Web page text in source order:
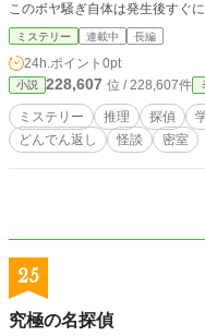
このボヤ騒ぎ自体は発生後すぐ
のの，当時保管庫は火種のない
ていた。進展の見込がない状況
捜査協力の依頼を決定する。学
変人としても名高い学園探偵と
は，トリッキーな学園探偵のキ
ミステリー 連載中 長編
24h.ポイント 0pt
小説 228,607 位 / 228,607件
ミステリー 推理 探偵
どんでん返し
怪談 密室
25
究極の名探偵